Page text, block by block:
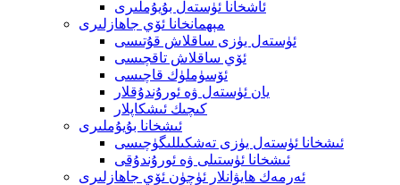
ئاشخانا ئۈستەل بۇيۇملىرى
مېھمانخانا ئۆي جاھازلىرى
ئۈستەل يۈزى ساقلاش قۇتىسى
ئۆي ساقلاش تاقچىسى
ئۆسۈملۈك قاچىسى
يان ئۈستەل ۋە ئورۇندۇقلار
كىچىك ئىشكاپلار
ئىشخانا بۇيۇملىرى
ئىشخانا ئۈستەل يۈزى تەشكىللىگۈچىسى
ئىشخانا ئۈستىلى ۋە ئورۇندۇقى
ئەرمەك ھايۋانلار ئۈچۈن ئۆي جاھازلىرى